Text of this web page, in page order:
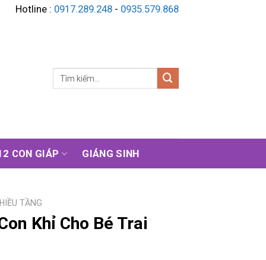
Hotline : 0917.289.248 - 0935.579.868
Tìm
CON GIÁP GIÁNG SINH
TẦNG
Khỉ Cho Bé Trai